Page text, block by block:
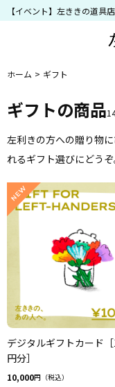
【イベント】左ききの道具
ホーム ギフト
ギフトの商品
左利きの方への贈り物
れるギフト選びにどうぞ
デジタルギフトカード
円分］
10,000円（税込）